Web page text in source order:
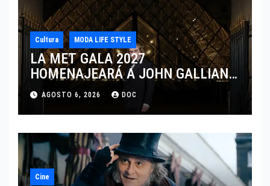
Cultura MODA LIFE STYLE
LA MET GALA 2027
HOMENAJEARÁ A JOHN GALLIANO
MARCANDO EL REGRESO DEL REY
DEL DRAMATISMO
AGOSTO 6, 2026 DOC
Cine